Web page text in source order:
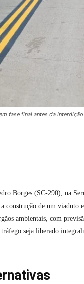
fase final antes da
Borges (SC-290), na
de um viaduto
ambientais, com
seja liberado